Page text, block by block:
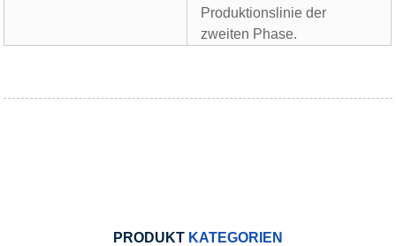
Produktionslinie der
zweiten Phase.
PRODUKT KATEGORIEN